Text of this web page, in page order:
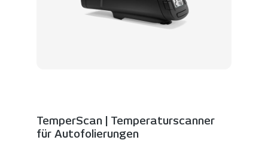
TemperScan | Temperaturscanner
für Autofolierungen